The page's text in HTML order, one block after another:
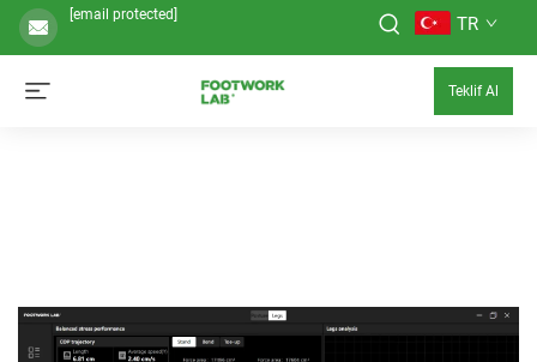
[email protected] TR
Teklif Al